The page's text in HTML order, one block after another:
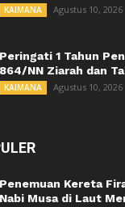
KAIMANA Agustus 10, 2026
Peringati 1 Tahun
864/NN Ziarah dan
KAIMANA Agustus 10, 2026
Penemuan Kereta
Nabi Musa di Laut